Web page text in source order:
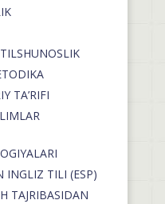
TA’RIFI
INGLIZ TILI (ESP)
TAJRIBASIDAN